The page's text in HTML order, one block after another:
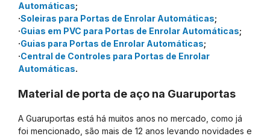
Automáticas;
·Soleiras para Portas de Enrolar Automáticas;
·Guias em PVC para Portas de Enrolar Automáticas;
·Guias para Portas de Enrolar Automáticas;
·Central de Controles para Portas de Enrolar
Automáticas.
Material de porta de aço na Guaruportas
A Guaruportas está há muitos anos no mercado, como já
foi mencionado, são mais de 12 anos levando novidades e